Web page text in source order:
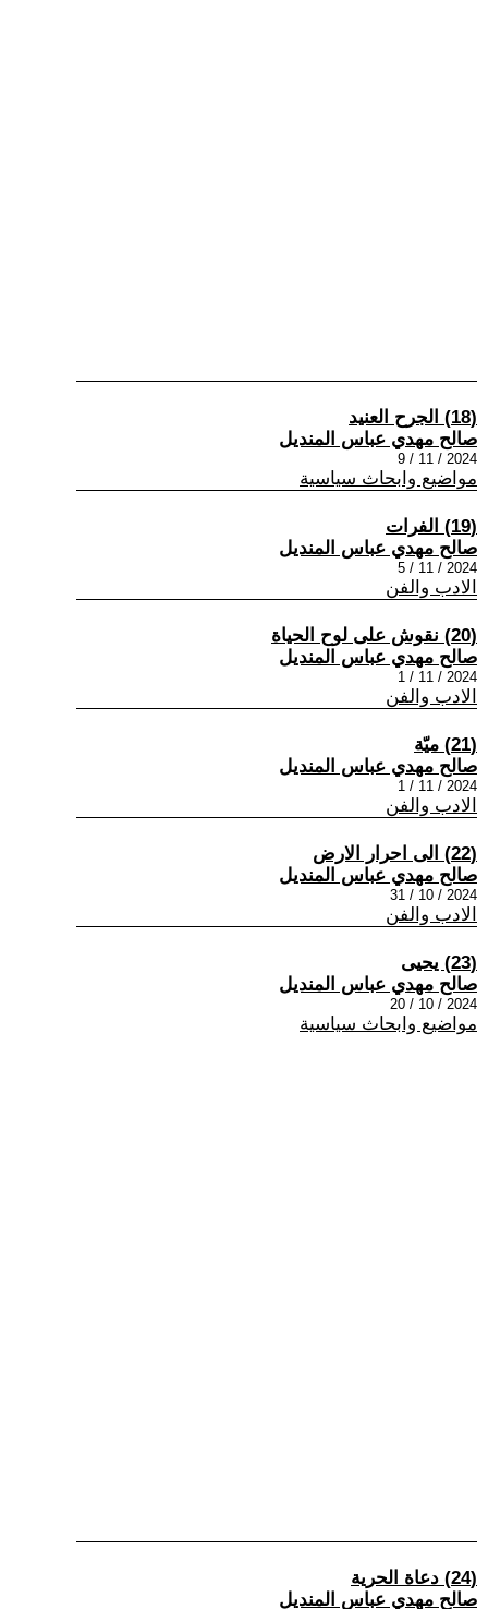
(18) الجرح العنيد
صالح مهدي عباس المنديل
2024 / 11 / 9
مواضيع وابحاث سياسية
(19) الفرات
صالح مهدي عباس المنديل
2024 / 11 / 5
الادب والفن
(20) نقوش على لوح الحياة
صالح مهدي عباس المنديل
2024 / 11 / 1
الادب والفن
(21) ميّة
صالح مهدي عباس المنديل
2024 / 11 / 1
الادب والفن
(22) الى احرار الارض
صالح مهدي عباس المنديل
2024 / 10 / 31
الادب والفن
(23) يحيى
صالح مهدي عباس المنديل
2024 / 10 / 20
مواضيع وابحاث سياسية
(24) دعاة الحرية
صالح مهدي عباس المنديل